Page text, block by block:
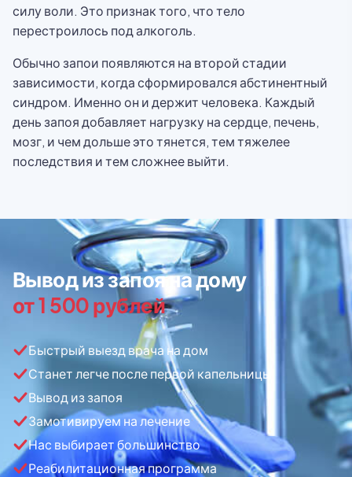
силу воли. Это признак того, что тело
перестроилось под алкоголь.
Обычно запои появляются на второй стадии
зависимости, когда сформировался абстинентный
синдром. Именно он и держит человека. Каждый
день запоя добавляет нагрузку на сердце, печень,
мозг, и чем дольше это тянется, тем тяжелее
последствия и тем сложнее выйти.
Вывод из запоя на дому
от 1 500 рублей
Быстрый выезд врача на дом
Станет легче после первой капельницы
Вывод из запоя
Замотивируем на лечение
Нас выбирает большинство
Реабилитационная программа